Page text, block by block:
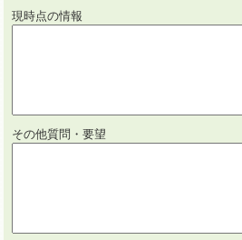
現時点の情報
その他質問・要望